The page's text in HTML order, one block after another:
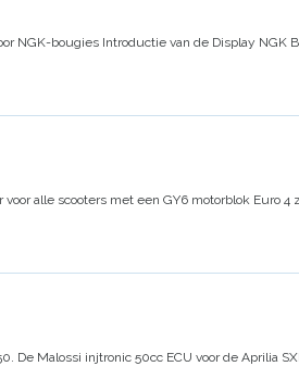
NGK-bougies Introductie van de Display NGK
alle scooters met een GY6 motorblok Euro 4
De Malossi injtronic 50cc ECU voor de Aprilia